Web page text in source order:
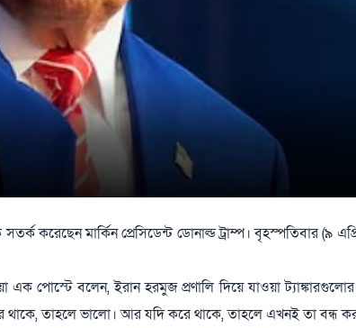
করেছেন মার্কিন প্রেসিডেন্ট ডোনাল্ড ট্রাম্প। বৃহস্পতিবার (৯
এক পোস্টে বলেন, ইরান হরমুজ প্রণালি দিয়ে যাওয়া
থাকে, তাহলে ভালো। আর যদি করে থাকে, তাহলে এখনই তা বন্ধ